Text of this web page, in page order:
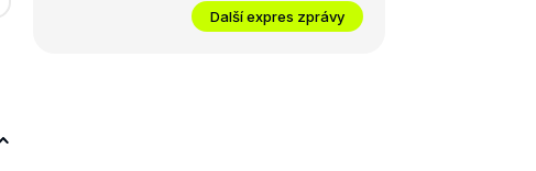
Další expres zprávy